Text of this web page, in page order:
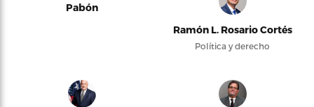
Pabón
Ramón L. Rosario Cortés
Política y derecho